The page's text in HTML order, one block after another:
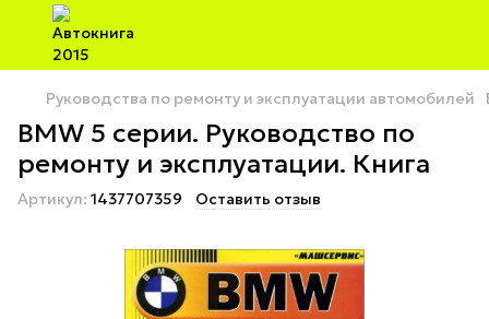
Руководства по ремонту и эксплуатации автомобилей
BMW 5 серии. Руководство по
ремонту и эксплуатации. Книга
Артикул: 1437707359 Оставить отзыв